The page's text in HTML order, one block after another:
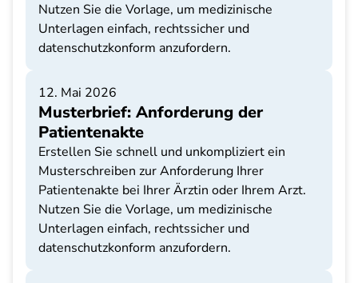
Nutzen Sie die Vorlage, um medizinische
Unterlagen einfach, rechtssicher und
datenschutzkonform anzufordern.
12. Mai 2026
Musterbrief: Anforderung der
Patientenakte
Erstellen Sie schnell und unkompliziert ein
Musterschreiben zur Anforderung Ihrer
Patientenakte bei Ihrer Ärztin oder Ihrem Arzt.
Nutzen Sie die Vorlage, um medizinische
Unterlagen einfach, rechtssicher und
datenschutzkonform anzufordern.